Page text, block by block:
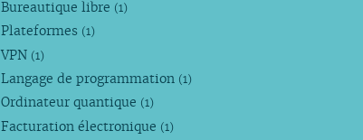
Bureautique libre (1)
Plateformes (1)
VPN (1)
Langage de programmation (1)
Ordinateur quantique (1)
Facturation électronique (1)